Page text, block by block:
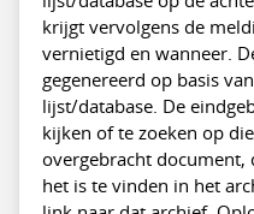
krijgt vervolgens de
vernietigd en wanneer.
gegenereerd op basis
lijst/database. De
kijken of te zoeken op
overgebracht
het is te vinden in het